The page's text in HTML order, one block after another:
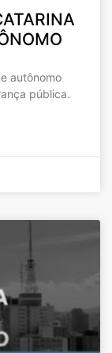
autônomo
pública.